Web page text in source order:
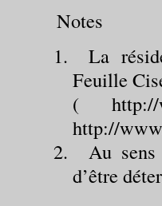
Notes
La
Feuille
( http://
http://
Au
d’être